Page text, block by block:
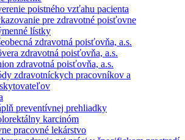
poistného vzťahu pacienta
pre zdravotné poisťovne
lístky
zdravotná poisťovňa, a.s.
zdravotná poisťovňa, a.s.
zdravotná poisťovňa, a.s.
zdravotníckych pracovníkov a
preventívnej prehliadky
karcinóm
pracovné lekárstvo